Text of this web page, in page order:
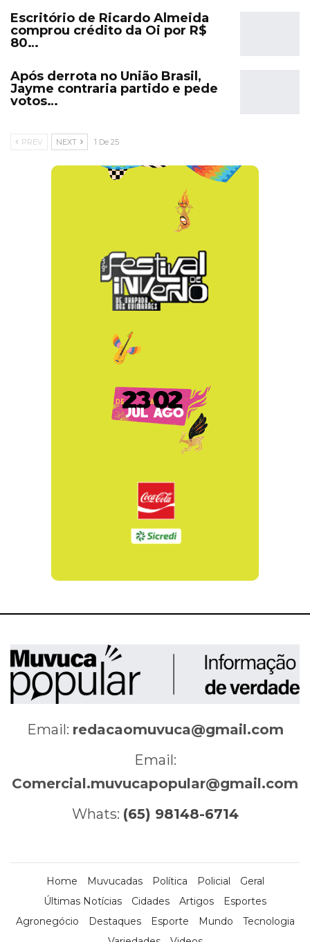
Escritório de Ricardo Almeida
comprou crédito da Oi por R$
80…
Após derrota no União Brasil,
Jayme contraria partido e pede
votos…
PREV NEXT 1 De 25
Email: redacaomuvuca@gmail.com
Email:
Comercial.muvucapopular@gmail.com
Whats: (65) 98148-6714
Home Muvucadas Política Policial
Geral
Últimas Notícias
Cidades Artigos
Esportes
Agronegócio
Destaques Esporte Mundo
Tecnologia